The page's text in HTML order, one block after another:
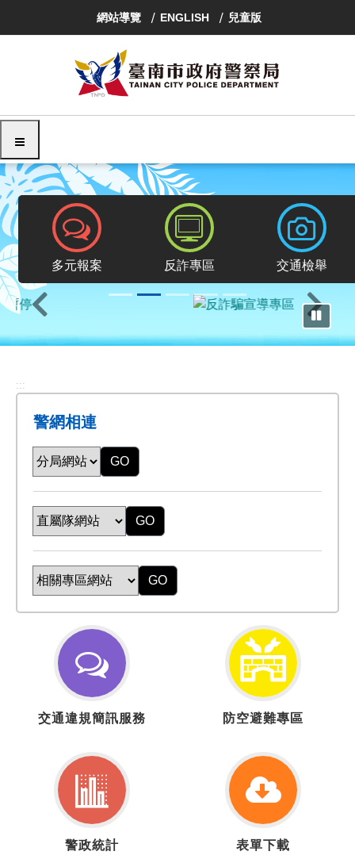
區
網站導覽 ENGLISH 兒童版
選單
報案專區
多元報案
反詐專區
反詐專區
交通檢舉
交通檢舉
暫停輪
上一則 下一則
:::
警網相連
GO
GO
GO
通
規
簡
服
務
交通違規簡訊服務
空
散
避
難
專
區
防空避難專區
政
警政統計
單
表單下載